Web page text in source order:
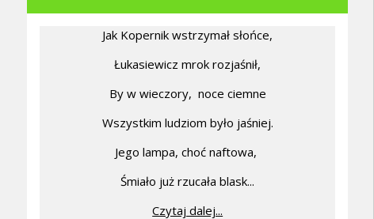
Jak Kopernik wstrzymał słońce,
Łukasiewicz mrok rozjaśnił,
By w wieczory, noce ciemne
Wszystkim ludziom było jaśniej.
Jego lampa, choć naftowa,
Śmiało już rzucała blask...
Czytaj dalej...